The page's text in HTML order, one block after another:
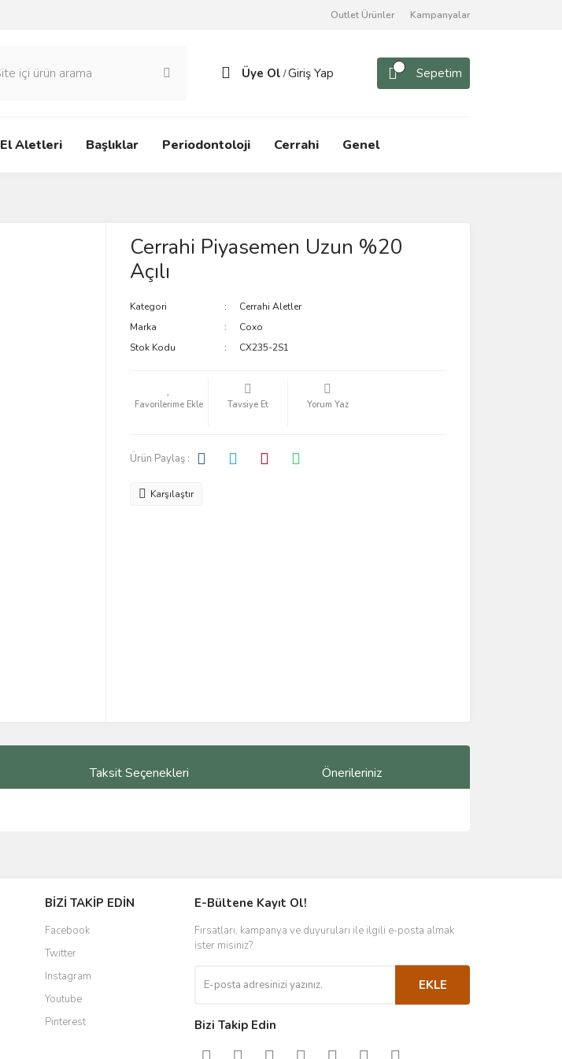
Outlet Ürünler Kampanyalar
Üye Ol /Giriş Yap Sepetim
El Aletleri Başlıklar Periodontoloji Cerrahi Genel
Cerrahi Piyasemen Uzun %20
Açılı
Kategori
Cerrahi Aletler
Marka
Coxo
Stok Kodu
CX235-2S1
Tavsiye Et Yorum Yaz
Ürün Paylaş :
Karşılaştır
Taksit Seçenekleri Önerileriniz
BİZİ TAKİP EDİN
Facebook
Twitter
Instagram
Youtube
Pinterest
E-Bültene Kayıt Ol!
Fırsatları, kampanya ve duyuruları ile ilgili e-posta almak
ister misiniz?
EKLE
Bizi Takip Edin